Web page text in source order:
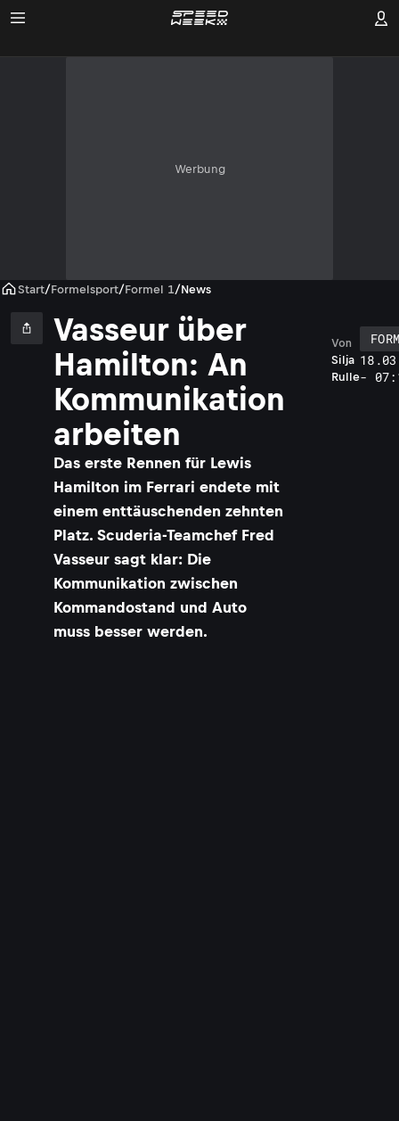
Werbung
Start/Formelsport/Formel 1/News
Vasseur über
Hamilton: An
Kommunikation
arbeiten
Das erste Rennen für Lewis
Hamilton im Ferrari endete mit
einem enttäuschenden zehnten
Platz. Scuderia-Teamchef Fred
Vasseur sagt klar: Die
Kommunikation zwischen
Kommandostand und Auto
muss besser werden.
Silja
Rulle
Von
-